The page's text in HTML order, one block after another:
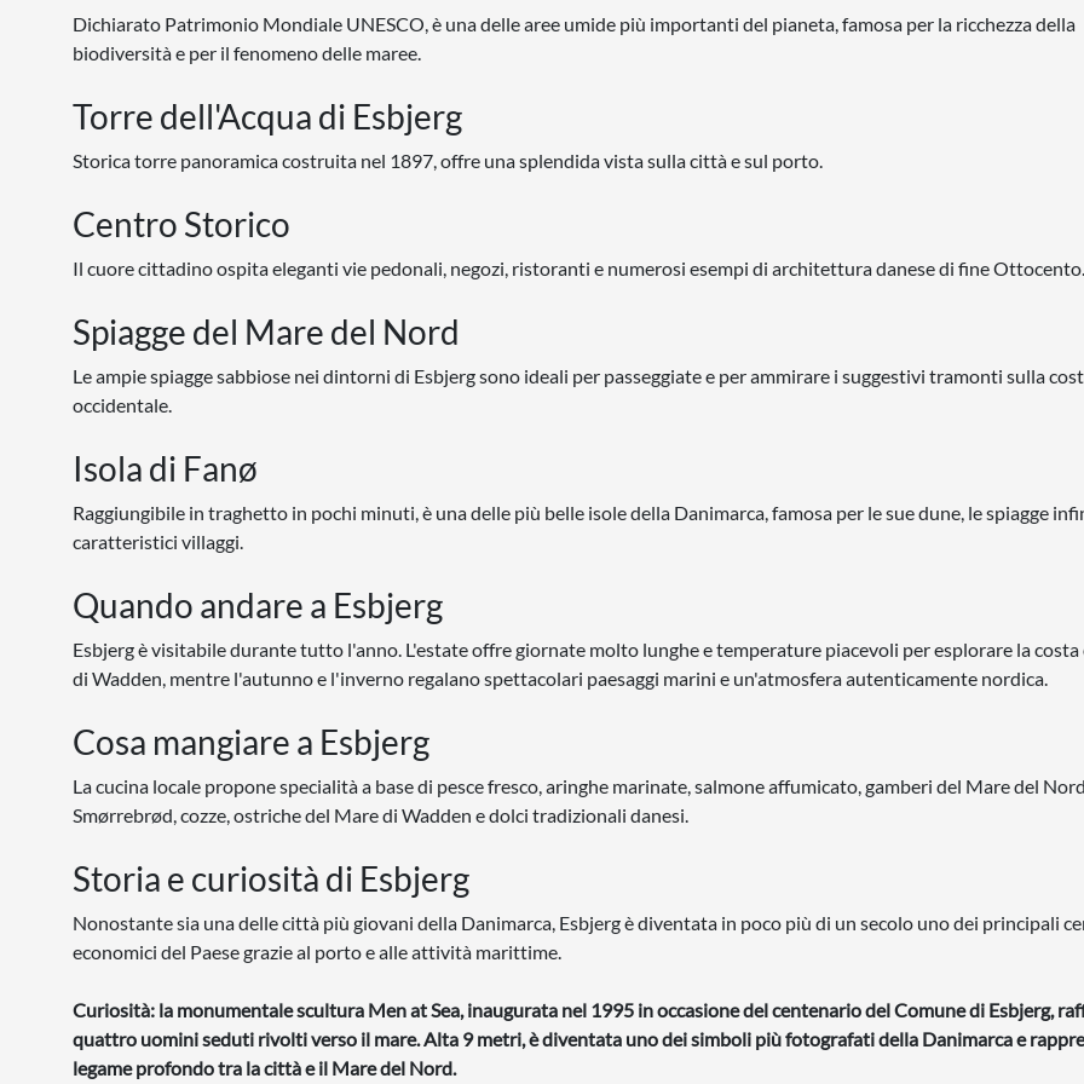
Dichiarato Patrimonio Mondiale UNESCO, è una delle aree umide più importanti del pianeta, famosa per la ricchezza della
biodiversità e per il fenomeno delle maree.
Torre dell'Acqua di Esbjerg
Storica torre panoramica costruita nel 1897, offre una splendida vista sulla città e sul porto.
Centro Storico
Il cuore cittadino ospita eleganti vie pedonali, negozi, ristoranti e numerosi esempi di architettura danese di fine Ottocento.
Spiagge del Mare del Nord
Le ampie spiagge sabbiose nei dintorni di Esbjerg sono ideali per passeggiate e per ammirare i suggestivi tramonti sulla
occidentale.
Isola di Fanø
Raggiungibile in traghetto in pochi minuti, è una delle più belle isole della Danimarca, famosa per le sue dune, le spiagge
caratteristici villaggi.
Quando andare a Esbjerg
Esbjerg è visitabile durante tutto l'anno. L'estate offre giornate molto lunghe e temperature piacevoli per esplorare la costa
di Wadden, mentre l'autunno e l'inverno regalano spettacolari paesaggi marini e un'atmosfera autenticamente nordica.
Cosa mangiare a Esbjerg
La cucina locale propone specialità a base di pesce fresco, aringhe marinate, salmone affumicato, gamberi del Mare del
Smørrebrød, cozze, ostriche del Mare di Wadden e dolci tradizionali danesi.
Storia e curiosità di Esbjerg
Nonostante sia una delle città più giovani della Danimarca, Esbjerg è diventata in poco più di un secolo uno dei principali
economici del Paese grazie al porto e alle attività marittime.
Curiosità: la monumentale scultura Men at Sea, inaugurata nel 1995 in occasione del centenario del Comune di Esbjerg,
quattro uomini seduti rivolti verso il mare. Alta 9 metri, è diventata uno dei simboli più fotografati della Danimarca e
legame profondo tra la città e il Mare del Nord.